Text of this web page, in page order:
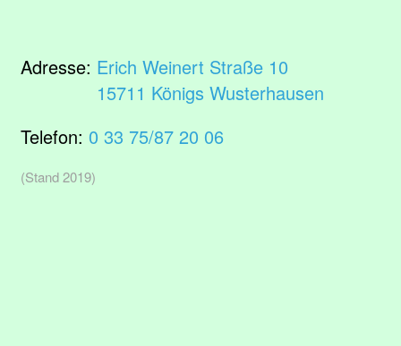
Adresse: Erich Weinert Straße 10
15711 Königs Wusterhausen
Telefon: 0 33 75/87 20 06
(Stand 2019)